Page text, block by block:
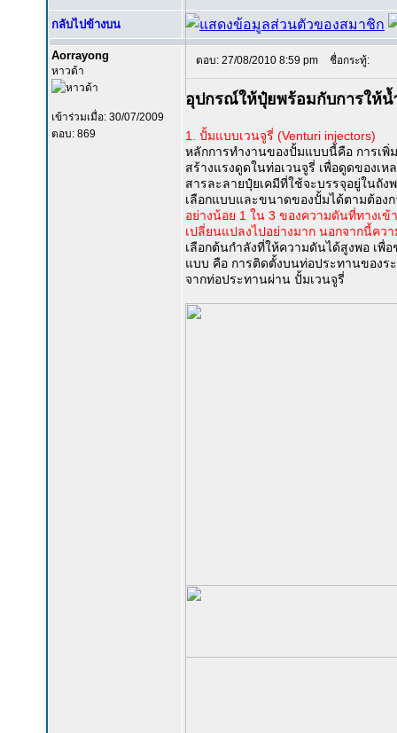
กลับไปข้างบน
Aorrayong
หาวด้า
เข้าร่วมเมื่อ: 30/07/2009
ตอบ: 869
ตอบ: 27/08/2010 8:59 pm ชื่อกระทู้:
อุปกรณ์ให้ปุ๋ยพร้อมกับการให้
1. ปั้มแบบเวนจูรี่ (Venturi injectors)
หลักการทำงานของปั้มแบบนี้คือ การเพิ่
สร้างแรงดูดในท่อเวนจูรี่ เพื่อดูดของเ
สารละลายปุ๋ยเคมีที่ใช้จะบรรจุอยู่ในถั
เลือกแบบและขนาดของปั้มได้ตามต้อง
อย่างน้อย 1 ใน 3 ของความดันที่ทางเ
เปลี่ยนแปลงไปอย่างมาก นอกจากนี้คว
เลือกต้นกำลังที่ให้ความดันได้สูงพอ เ
แบบ คือ การติดตั้งบนท่อประทานของ
จากท่อประทานผ่าน ปั้มเวนจูรี่